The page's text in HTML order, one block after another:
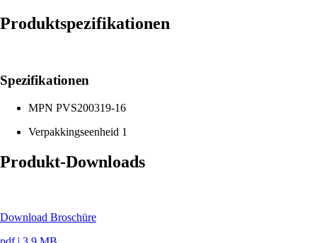
Produktspezifikationen
Spezifikationen
MPN PVS200319-16
Verpakkingseenheid 1
Produkt-Downloads
Download Broschüre